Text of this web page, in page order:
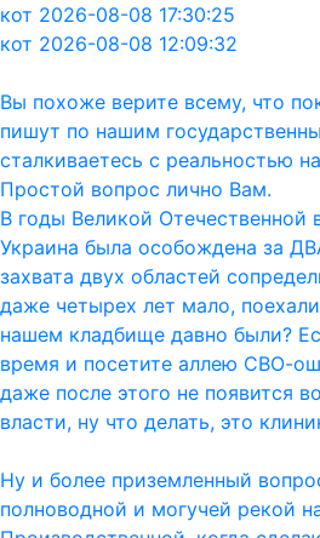
кот 2026-08-08 17:30:25
кот 2026-08-08 12:09:32
Вы похоже верите всему, что
пишут по нашим
сталкиваетесь с реальностью
Простой вопрос лично Вам.
В годы Великой Отечественной
Украина была особождена за
захвата двух областей
даже четырех лет мало,
нашем кладбище давно были?
время и посетите аллею СВО-
даже после этого не появится
власти, ну что делать, это
Ну и более приземленный
полноводной и могучей рекой